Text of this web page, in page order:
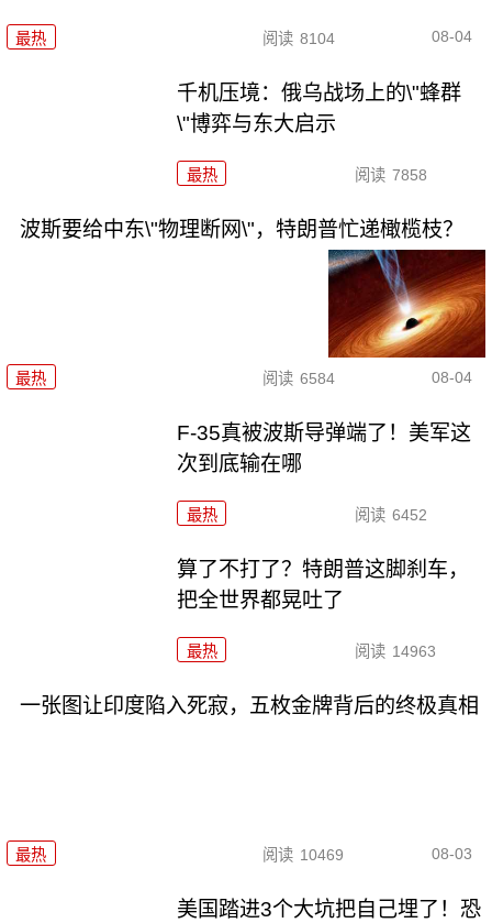
最热 阅读 8104 08-04
千机压境：俄乌战场上的\"蜂群
\"博弈与东大启示
最热 阅读 7858
波斯要给中东\"物理断网\"，特朗普忙递橄榄枝？
最热 阅读 6584 08-04
F-35真被波斯导弹端了！美军这
次到底输在哪
最热 阅读 6452
算了不打了？特朗普这脚刹车，
把全世界都晃吐了
最热 阅读 14963
一张图让印度陷入死寂，五枚金牌背后的终极真相
最热 阅读 10469 08-03
美国踏进3个大坑把自己埋了！恐